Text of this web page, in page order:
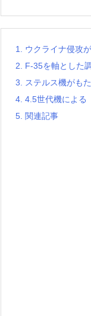
1. ウクライナ侵攻
2. F-35を軸とした
3. ステルス機がも
4. 4.5世代機による
5. 関連記事